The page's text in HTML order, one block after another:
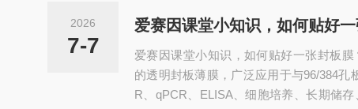
按需进行EO灭菌处理，适配生物实验的洁
外热封设备。...
2026
7-7
爱赛因课堂小知识，如何贴好一
爱赛因课堂小知识，如何贴好一张封板
的透明封板薄膜，广泛应用于与96/384孔
R、qPCR、ELISA、细胞培养、长期储